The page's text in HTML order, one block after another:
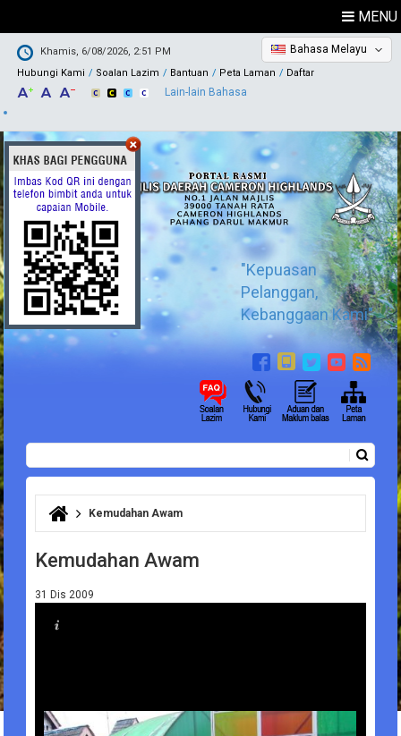
MENU
Khamis, 6/08/2026, 2:51 PM
Hubungi Kami
Soalan Lazim Bantuan Peta Laman Daftar
Bahasa Melayu
Lain-lain Bahasa
"Kepuasan
Pelanggan,
Kebanggaan Kami"
Borang carian
Anda di siniKemudahan Awam
Kemudahan Awam
31 Dis 2009